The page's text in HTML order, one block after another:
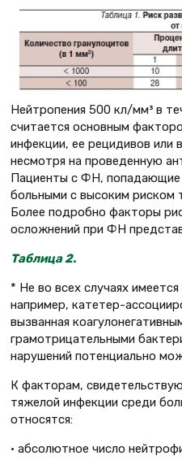
Нейтропения 500 кл/мм³ в
считается основным
инфекции, ее рецидивов или
несмотря на проведенную
Пациенты с ФН, попадающие
больными с высоким риском
Более подробно факторы
осложнений при ФН
Таблица 2.
* Не во всех случаях
например, катетер-
вызванная
грамотрицательными
нарушений потенциально
К факторам,
тяжелой инфекции среди
относятся:
• абсолютное число